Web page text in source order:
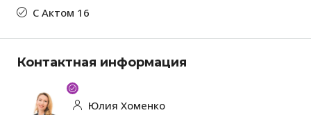
С Актом 16
Контактная информация
Юлия Хоменко